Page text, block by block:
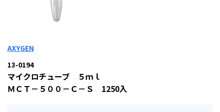
AXYGEN
13-0194
マイクロチューブ ５ｍｌ
ＭＣＴ－５００－Ｃ－Ｓ 1250入